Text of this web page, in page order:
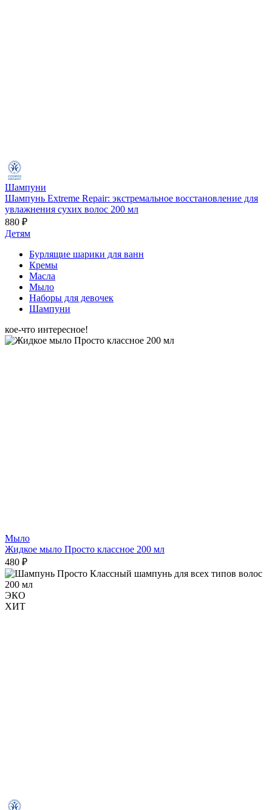
Шампуни
Шампунь Extreme Repair: экстремальное восстановление для
увлажнения сухих волос 200 мл
880 ₽
Детям
Бурлящие шарики для ванн
Кремы
Масла
Мыло
Наборы для девочек
Шампуни
кое-что интересное!
Мыло
Жидкое мыло Просто классное 200 мл
480 ₽
ЭКО
ХИТ